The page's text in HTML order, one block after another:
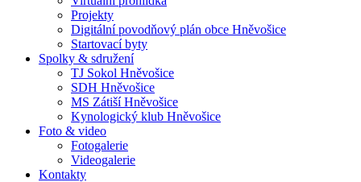
Projekty
Digitální povodňový plán obce Hněvošice
Startovací byty
Spolky & sdružení
TJ Sokol Hněvošice
SDH Hněvošice
MS Zátiší Hněvošice
Kynologický klub Hněvošice
Foto & video
Fotogalerie
Videogalerie
Kontakty